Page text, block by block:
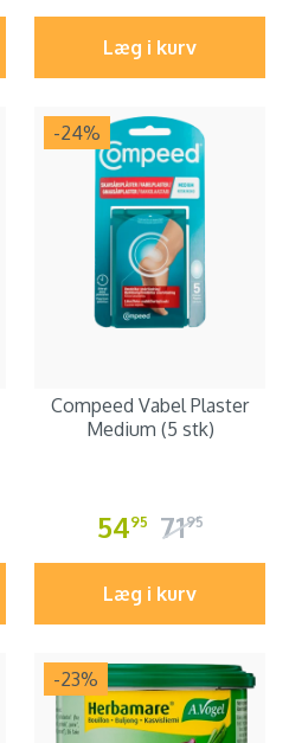
Læg i kurv
-24%
Compeed Vabel Plaster
Medium (5 stk)
5495 7195
Læg i kurv
-23%